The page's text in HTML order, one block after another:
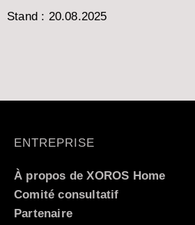
Stand : 20.08.2025
ENTREPRISE
À propos de XOROS Home
Comité consultatif
Partenaire